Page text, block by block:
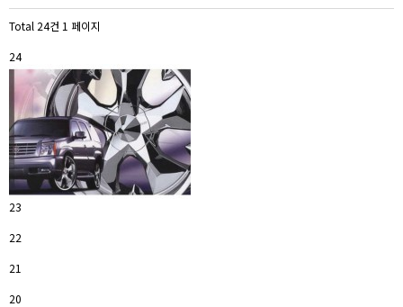
Total 24건 1 페이지
24
23
22
21
20